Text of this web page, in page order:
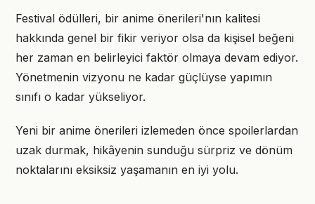
Festival ödülleri, bir anime önerileri'nın kalitesi
hakkında genel bir fikir veriyor olsa da kişisel beğeni
her zaman en belirleyici faktör olmaya devam ediyor.
Yönetmenin vizyonu ne kadar güçlüyse yapımın
sınıfı o kadar yükseliyor.
Yeni bir anime önerileri izlemeden önce spoilerlardan
uzak durmak, hikâyenin sunduğu sürpriz ve dönüm
noktalarını eksiksiz yaşamanın en iyi yolu.